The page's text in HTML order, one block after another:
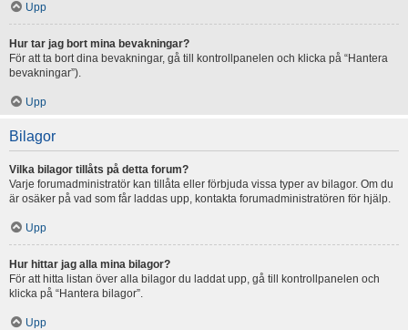
Upp
Hur tar jag bort mina bevakningar?
För att ta bort dina bevakningar, gå till kontrollpanelen och klicka på “Hantera
bevakningar”).
Upp
Bilagor
Vilka bilagor tillåts på detta forum?
Varje forumadministratör kan tillåta eller förbjuda vissa typer av bilagor. Om du
är osäker på vad som får laddas upp, kontakta forumadministratören för hjälp.
Upp
Hur hittar jag alla mina bilagor?
För att hitta listan över alla bilagor du laddat upp, gå till kontrollpanelen och
klicka på “Hantera bilagor”.
Upp